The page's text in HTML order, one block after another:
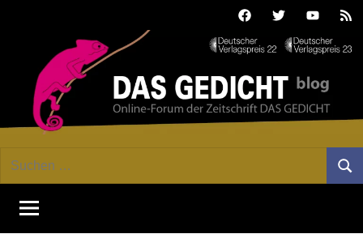
FacebookTwitterYoutube
GEDICHT
blog
Forum
von
DAS
Suchen